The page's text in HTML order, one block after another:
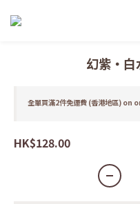
幻紫・
全單買滿2件免運費 (香港地區) on
HK$128.00